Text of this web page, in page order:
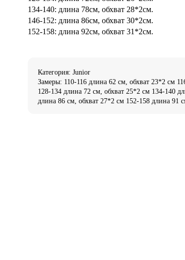
134-140: длина 78см, обхват 28*2см.
146-152: длина 86см, обхват 30*2см.
152-158: длина 92см, обхват 31*2см.
Категория: Junior
Замеры: 110-116 длина 62 см, обхват 23*2 см
128-134 длина 72 см, обхват 25*2 см 134-140
длина 86 см, обхват 27*2 см 152-158 длина 91